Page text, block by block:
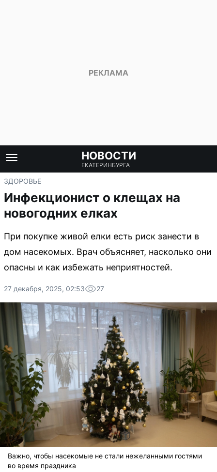
НОВОСТИ
ЕКАТЕРИНБУРГА
ЗДОРОВЬЕ
Инфекционист о клещах на
новогодних елках
При покупке живой елки есть риск занести в
дом насекомых. Врач объясняет, насколько они
опасны и как избежать неприятностей.
27 декабря, 2025, 02:53 27
Важно, чтобы насекомые не стали нежеланными гостями
во время праздника